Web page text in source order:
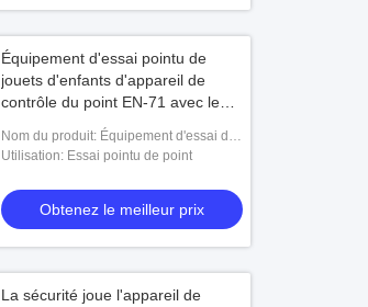
Équipement d'essai pointu de
jouets d'enfants d'appareil de
contrôle du point EN-71 avec le
voyant de signalisation
Nom du produit: Équipement d'essai de
jouets
Utilisation: Essai pointu de point
Obtenez le meilleur prix
La sécurité joue l'appareil de